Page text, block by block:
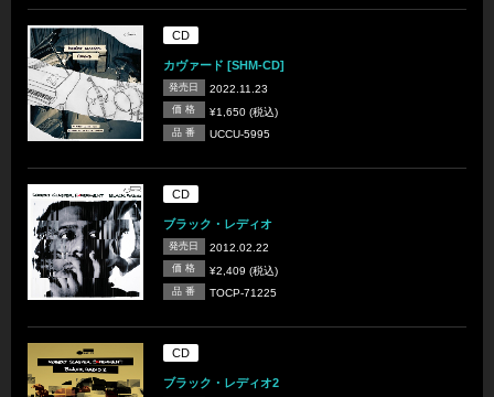
CD
カヴァード [SHM-CD]
発売日 2022.11.23
価 格 ¥1,650 (税込)
品 番 UCCU-5995
CD
ブラック・レディオ
発売日 2012.02.22
価 格 ¥2,409 (税込)
品 番 TOCP-71225
CD
ブラック・レディオ2